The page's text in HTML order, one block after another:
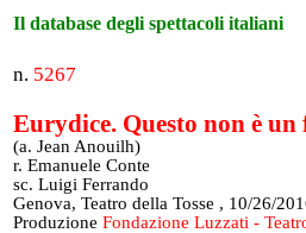
Il database degli spettacoli italiani
n. 5267
Eurydice. Questo non è
(a. Jean Anouilh)
r. Emanuele Conte
sc. Luigi Ferrando
Genova, Teatro della Tosse , 10/26/
Produzione Fondazione Luzzati -